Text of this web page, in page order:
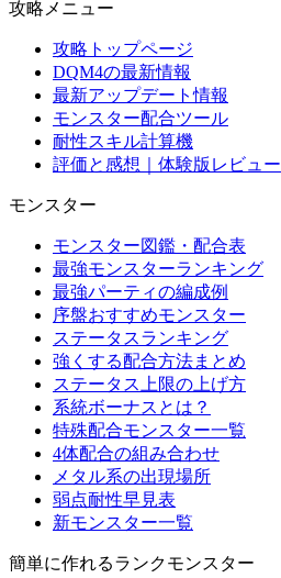
攻略メニュー
攻略トップページ
DQM4の最新情報
最新アップデート情報
モンスター配合ツール
耐性スキル計算機
評価と感想｜体験版レビュー
モンスター
モンスター図鑑・配合表
最強モンスターランキング
最強パーティの編成例
序盤おすすめモンスター
ステータスランキング
強くする配合方法まとめ
ステータス上限の上げ方
系統ボーナスとは？
特殊配合モンスター一覧
4体配合の組み合わせ
メタル系の出現場所
弱点耐性早見表
新モンスター一覧
簡単に作れるランクモンスター